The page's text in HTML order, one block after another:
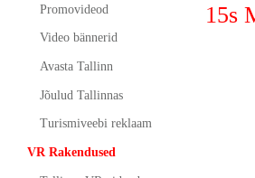
Promovideod
Video bännerid
Avasta Tallinn
Jõulud Tallinnas
Turismiveebi reklaam
VR Rakendused
15s